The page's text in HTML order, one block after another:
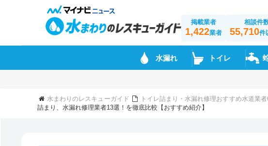
掲載業者
1,422業者
相談件
55,710件
水漏れ トイレ
水まわりのレスキューガイド トイレ詰まり・水漏れ修理おすすめ水道業
詰まり、水漏れ修理業者13選！を徹底比較【おすすめ紹介】